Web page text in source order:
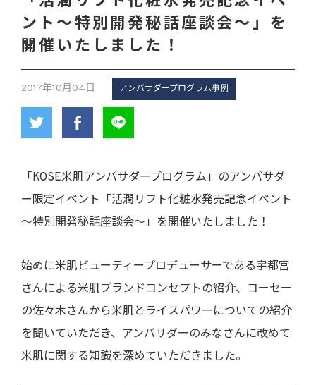
ント～特別開発秘話座談会～」を
開催いたしました！
2017年10月04日 アンバサダープログラム事例
「KOSE米肌アンバサダープログラム」のアンバサダ
ー限定イベント「活潤リフト化粧水発売記念イベント
～特別開発秘話座談会～」を開催いたしました！
始めに米肌ビューティープロデューサーである宇都宮
さんによる米肌ブランドコンセプトの紹介、コーセー
の佐々木さんから米肌とライスパワーについての紹介
を聞いていただき、アンバサダーのみなさんに改めて
米肌に関する知識を深めていただきました。